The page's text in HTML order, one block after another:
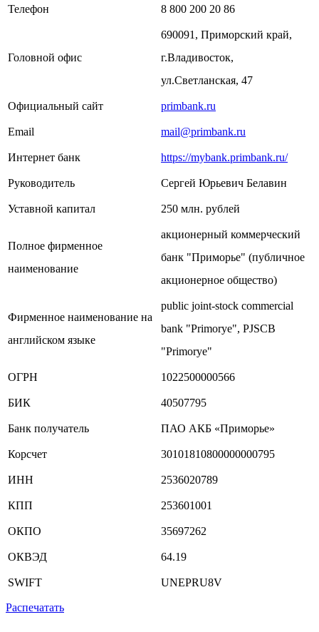
Телефон 8 800 200 20 86
Головной офис
690091, Приморский край,
г.Владивосток,
ул.Светланская, 47
Официальный сайт primbank.ru
Email mail@primbank.ru
Интернет банк https://mybank.primbank.ru/
Руководитель Сергей Юрьевич Белавин
Уставной капитал 250 млн. рублей
Полное фирменное
наименование
акционерный коммерческий
банк "Приморье" (публичное
акционерное общество)
Фирменное наименование на
английском языке
public joint-stock commercial
bank "Primorye", PJSCB
"Primorye"
ОГРН 1022500000566
БИК 40507795
Банк получатель ПАО АКБ «Приморье»
Корсчет 30101810800000000795
ИНН 2536020789
КПП 253601001
ОКПО 35697262
ОКВЭД 64.19
SWIFT UNEPRU8V
Распечатать